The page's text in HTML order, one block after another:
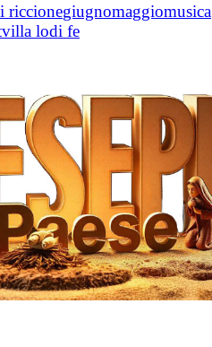
riccionegiugnomaggiomusica
villa lodi fe